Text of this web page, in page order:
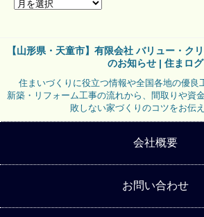
【山形県・天童市】有限会社 バリュー・ク
のお知らせ | 住まログ
住まいづくりに役立つ情報や全国各地の優良
新築・リフォーム工事の流れから、間取りや資
敗しない家づくりのコツをお伝え
会社概要
お問い合わせ